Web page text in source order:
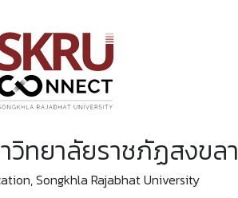
วิทยาลัยราชภัฏสงขลา
Songkhla Rajabhat University